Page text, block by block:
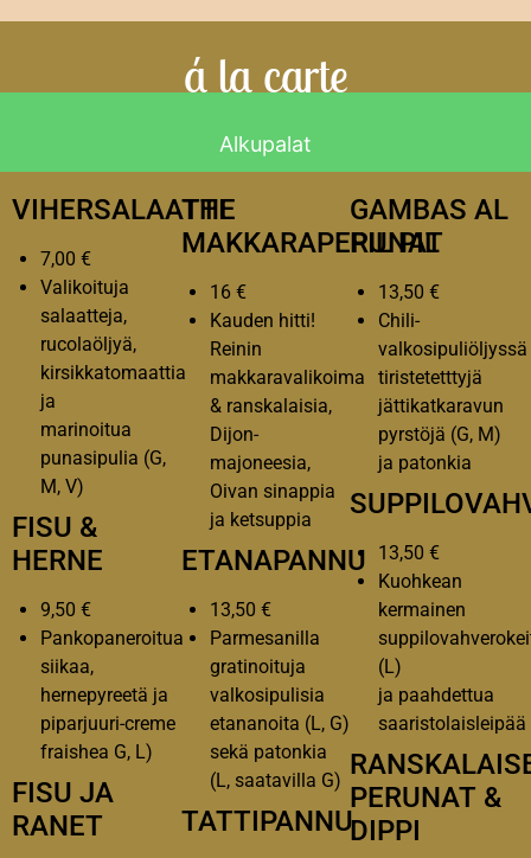
á la carte
Alkupalat
VIHERSALAATTI
7,00 €
Valikoituja
salaatteja,
rucolaöljyä,
kirsikkatomaattia
ja
marinoitua
punasipulia (G,
M, V)
FISU &
HERNE
9,50 €
Pankopaneroitua
siikaa,
hernepyreetä ja
piparjuuri-creme
fraishea G, L)
FISU JA
RANET
THE
MAKKARAPERUNAT
16 €
Kauden hitti!
Reinin
makkaravalikoima
& ranskalaisia,
Dijon-
majoneesia,
Oivan sinappia
ja ketsuppia
ETANAPANNU
13,50 €
Parmesanilla
gratinoituja
valkosipulisia
etananoita (L, G)
sekä patonkia
(L, saatavilla G)
TATTIPANNU
GAMBAS AL
PIL PIL
13,50 €
Chili-
valkosipuliöljyssä
tiristetetttyjä
jättikatkaravun
pyrstöjä (G, M)
ja patonkia
13,50 €
Kuohkean
kermainen
(L)
ja paahdettua
saaristolaisleipää
PERUNAT &
DIPPI